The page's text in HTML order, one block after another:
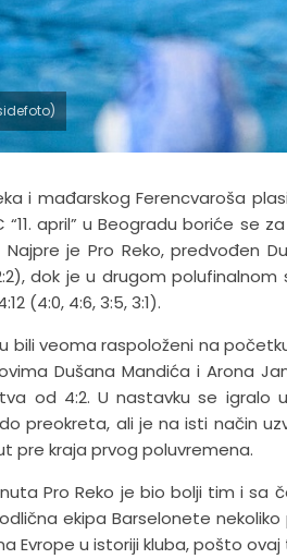
i mađarskog Ferencvaroša
april” u Beogradu boriće se
je Pro Reko, predvođen
dok je u drugom
(4:0, 4:6, 3:5, 3:1).
bili veoma raspoloženi na
Dušana Mandića i Arona
od 4:2. U nastavku se igralo
preokreta, ali je na isti način
pre kraja prvog poluvremena.
Pro Reko je bio bolji tim i sa
ekipa Barselonete
Evrope u istoriji kluba, pošto ovaj